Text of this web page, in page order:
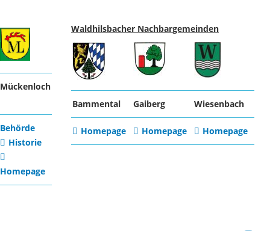
Mückenloch
Behörde
Historie
Homepage
Waldhilsbacher Nachbargemeinden
Bammental Gaiberg Wiesenbach
Homepage Homepage Homepage